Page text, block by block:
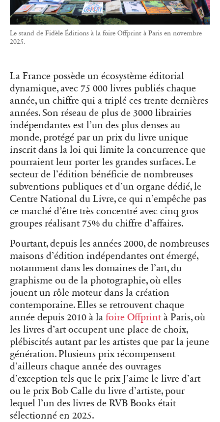
Le stand de Fidèle Éditions à la foire Offprint à Paris en novembre
2025.
La France possède un écosystème éditorial
dynamique, avec 75 000 livres publiés chaque
année, un chiffre qui a triplé ces trente dernières
années. Son réseau de plus de 3000 librairies
indépendantes est l’un des plus denses au
monde, protégé par un prix du livre unique
inscrit dans la loi qui limite la concurrence que
pourraient leur porter les grandes surfaces. Le
secteur de l’édition bénéficie de nombreuses
subventions publiques et d’un organe dédié, le
Centre National du Livre, ce qui n’empêche pas
ce marché d’être très concentré avec cinq gros
groupes réalisant 75% du chiffre d’affaires.
Pourtant, depuis les années 2000, de nombreuses
maisons d’édition indépendantes ont émergé,
notamment dans les domaines de l’art, du
graphisme ou de la photographie, où elles
jouent un rôle moteur dans la création
contemporaine. Elles se retrouvent chaque
année depuis 2010 à la foire Offprintà Paris, où
les livres d’art occupent une place de choix,
plébiscités autant par les artistes que par la jeune
génération. Plusieurs prix récompensent
d’ailleurs chaque année des ouvrages
d’exception tels que le prix J’aime le livre d’art
ou le prix Bob Calle du livre d’artiste, pour
lequel l’un des livres de RVB Books était
sélectionné en 2025.